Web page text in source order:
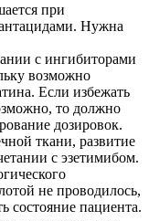
при
Нужна
с ингибиторами
возможно
Если избежать
то должно
дозировок.
ткани, развитие
с эзетимибом.
не проводилось,
состояние пациента.